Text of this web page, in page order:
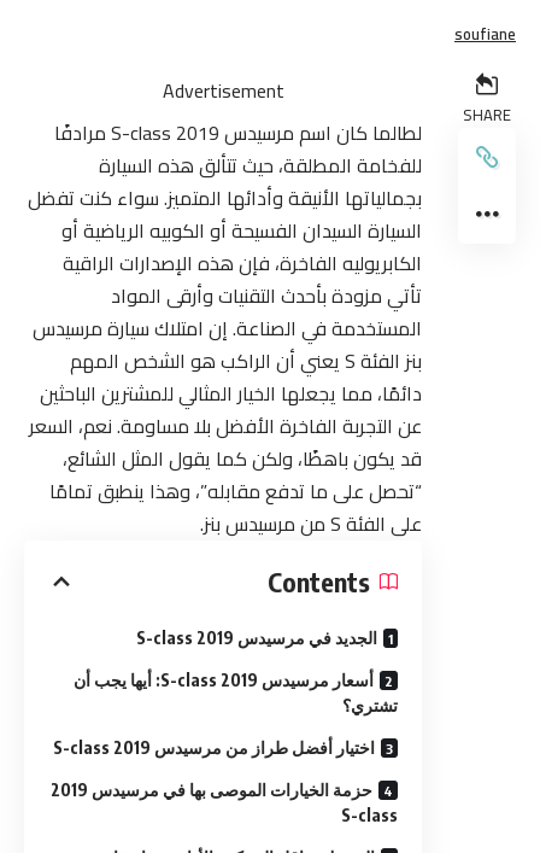
soufiane
SHARE
Advertisement
لطالما كان اسم مرسيدس​ 2019 S-class مرادفًا
للفخامة المطلقة، حيث تتألق هذه السيارة
بجمالياتها الأنيقة وأدائها المتميز. سواء كنت تفضل
السيارة السيدان الفسيحة أو الكوبيه الرياضية أو
الكابريوليه الفاخرة، فإن هذه الإصدارات الراقية
تأتي مزودة بأحدث التقنيات وأرقى المواد
المستخدمة في الصناعة. إن امتلاك سيارة مرسيدس
بنز الفئة S يعني أن الراكب هو الشخص المهم
دائمًا، مما يجعلها الخيار المثالي للمشترين الباحثين
عن التجربة الفاخرة الأفضل بلا مساومة. نعم، السعر
قد يكون باهظًا، ولكن كما يقول المثل الشائع،
“تحصل على ما تدفع مقابله”، وهذا ينطبق تمامًا
على الفئة S من مرسيدس بنز.
Contents
الجديد في مرسيدس​ 2019 S-class
أسعار مرسيدس​ 2019 S-class: أيها يجب أن
تشتري؟
اختيار أفضل طراز من مرسيدس​ 2019 S-class
حزمة الخيارات الموصى بها في مرسيدس​ 2019
S-class